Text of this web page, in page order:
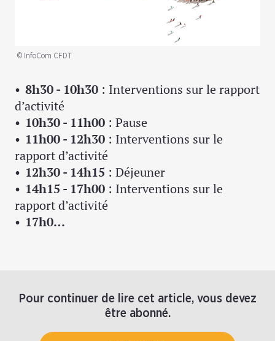
© InfoCom CFDT
8h30 - 10h30 : Interventions sur le rapport
d’activité
10h30 - 11h00 : Pause
11h00 - 12h30 : Interventions sur le
rapport d’activité
12h30 - 14h15 : Déjeuner
14h15 - 17h00 : Interventions sur le
rapport d’activité
17h0…
Pour continuer de lire cet article, vous devez
être abonné.